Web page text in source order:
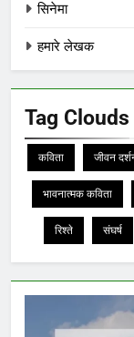
सिनेमा
हमारे लेखक
Tag Clouds
कविता जीवन
भावनात्मक कविता
रिश्ते संघर्ष